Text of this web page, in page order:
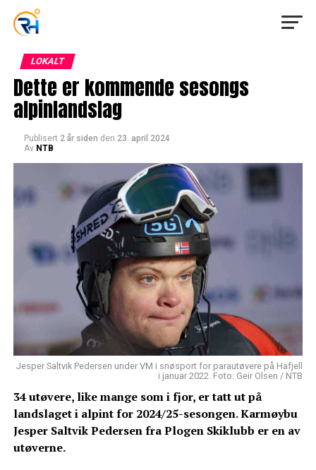
LOKALT
Dette er kommende sesongs
alpinlandslag
Publisert 2 år siden den 23. april 2024
Av NTB
Jesper Saltvik Pedersen under VM i snøsport for parautøvere på Hafjell
i januar 2022. Foto: Geir Olsen / NTB
34 utøvere, like mange som i fjor, er tatt ut på
landslaget i alpint for 2024/25-sesongen. Karmøybu
Jesper Saltvik Pedersen fra Plogen Skiklubb er en av
utøverne.